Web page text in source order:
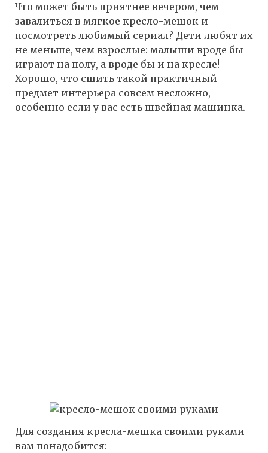
Что может быть приятнее вечером, чем
завалиться в мягкое кресло-мешок и
посмотреть любимый сериал? Дети любят их
не меньше, чем взрослые: малыши вроде бы
играют на полу, а вроде бы и на кресле!
Хорошо, что сшить такой практичный
предмет интерьера совсем несложно,
особенно если у вас есть швейная машинка.
Для создания кресла-мешка своими руками
вам понадобится: